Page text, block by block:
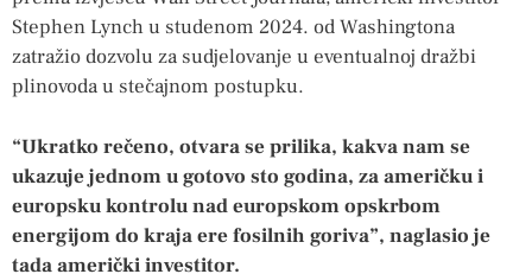
Stephen Lynch u studenom 2024. od Washingtona
zatražio dozvolu za sudjelovanje u eventualnoj dražbi
plinovoda u stečajnom postupku.
“Ukratko rečeno, otvara se prilika, kakva nam se
ukazuje jednom u gotovo sto godina, za američku i
europsku kontrolu nad europskom opskrbom
energijom do kraja ere fosilnih goriva”, naglasio je
tada američki investitor.